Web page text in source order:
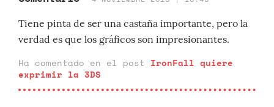
Tiene pinta de ser una castaña importante, pero la
verdad es que los gráficos son impresionantes.
Ha comentado en el post IronFall quiere
exprimir la 3DS